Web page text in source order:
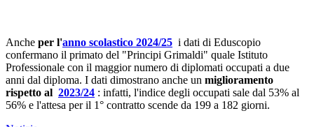
Anche per l'anno scolastico 2024/25 i dati di Eduscopio
confermano il primato del "Principi Grimaldi" quale Istituto
Professionale con il maggior numero di diplomati occupati a due
anni dal diploma. I dati dimostrano anche un miglioramento
rispetto al 2023/24 : infatti, l'indice degli occupati sale dal 53% al
56% e l'attesa per il 1° contratto scende da 199 a 182 giorni.